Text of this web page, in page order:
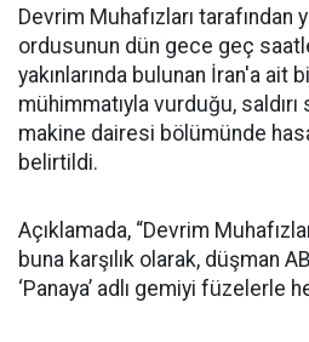
Devrim Muhafızları tarafından
ordusunun dün gece geç
yakınlarında bulunan İran'a ait
mühimmatıyla vurduğu,
makine dairesi bölümünde
belirtildi.
Açıklamada, “Devrim
buna karşılık olarak, düşman
‘Panaya’ adlı gemiyi füzelerle